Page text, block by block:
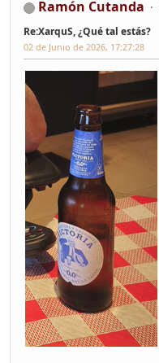
Ramón Cutanda
Re:XarquS, ¿Qué tal estás?
02 de Junio de 2026, 17:27:28